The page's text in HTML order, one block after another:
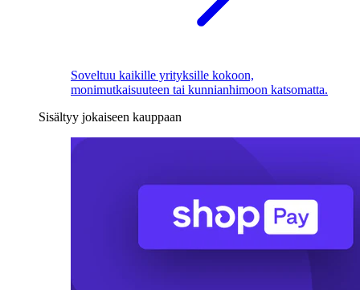
Soveltuu kaikille yrityksille kokoon,
monimutkaisuuteen tai kunnianhimoon katsomatta.
Sisältyy jokaiseen kauppaan